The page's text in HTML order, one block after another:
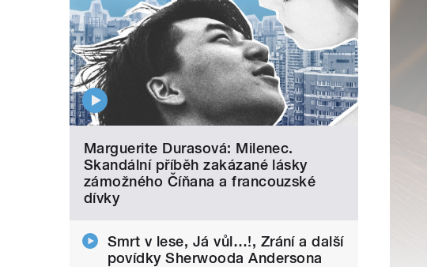
Marguerite Durasová: Milenec.
Skandální příběh zakázané lásky
zámožného Číňana a francouzské
dívky
Smrt v lese, Já vůl…!, Zrání a další
povídky Sherwooda Andersona